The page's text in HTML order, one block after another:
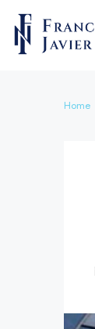
Home